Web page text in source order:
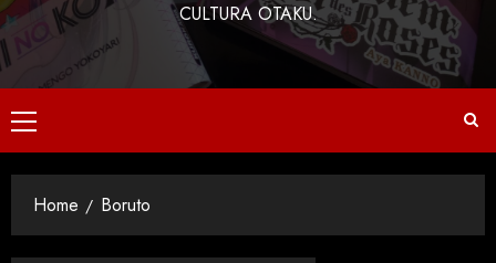
CULTURA OTAKU.
Home Boruto